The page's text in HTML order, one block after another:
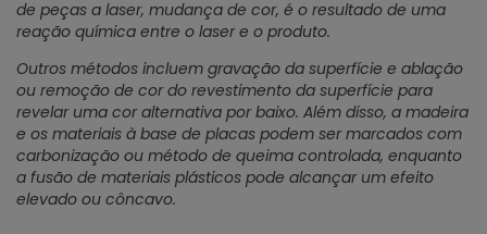
de peças a laser, mudança de cor, é o resultado de uma
reação química entre o laser e o produto.
Outros métodos incluem gravação da superfície e ablação
ou remoção de cor do revestimento da superfície para
revelar uma cor alternativa por baixo. Além disso, a madeira
e os materiais à base de placas podem ser marcados com
carbonização ou método de queima controlada, enquanto
a fusão de materiais plásticos pode alcançar um efeito
elevado ou côncavo.